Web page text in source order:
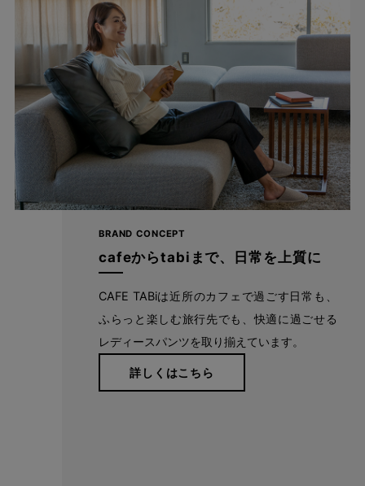
cafeからtabiまで、日常を上質に
自分に似合うものを知っている人、年齢を重ねるごとに輝く
人に向けて、オンラインショップ「CAFE TABi」は日常・非
日常と分けず、近所のカフェで過ごす日常も、ふらっと楽し
む旅行先でも、快適に過ごすための商品づくりを目指してい
BRAND CONCEPT
cafeからtabiまで、日常を上質に
CAFE TABiは近所のカフェで過ごす日常も、
ふらっと楽しむ旅行先でも、快適に過ごせる
レディースパンツを取り揃えています。
詳しくはこちら